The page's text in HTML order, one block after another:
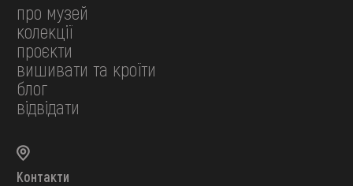
про музей
колекції
проєкти
вишивати та кроїти
блог
відвідати
Контакти